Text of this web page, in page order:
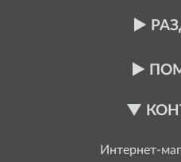
Интернет-